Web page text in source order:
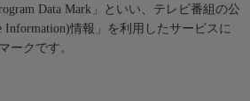
Data Mark」といい、テレビ番組の公
Information)情報」を利用したサービスに
ークです。